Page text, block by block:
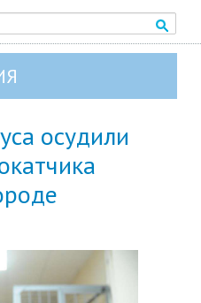
осудили